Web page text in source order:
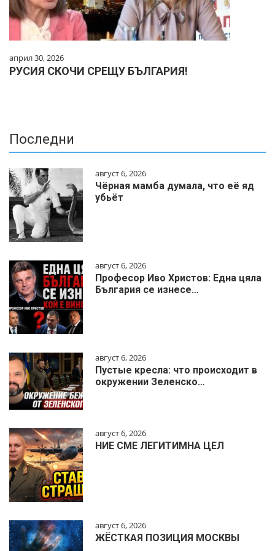
април 30, 2026
РУСИЯ СКОЧИ СРЕЩУ БЪЛГАРИЯ!
Последни
август 6, 2026
Чёрная мамба думала, что её яд
убьёт
август 6, 2026
Професор Иво Христов: Една цяла
България се изнесе…
август 6, 2026
Пустые кресла: что происходит в
окружении Зеленско…
август 6, 2026
НИЕ СМЕ ЛЕГИТИМНА ЦЕЛ
август 6, 2026
ЖЁСТКАЯ ПОЗИЦИЯ МОСКВЫ